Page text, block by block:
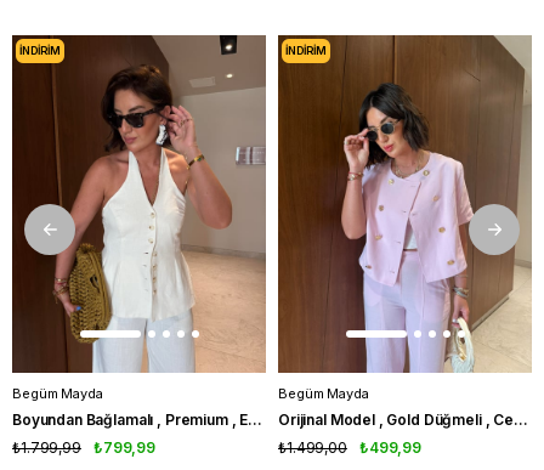
Begüm Mayda
Boyundan Bağlamalı , Premium , Ekru , Pamuk Keten Takım
₺799,99
₺1.799,99
İNDIRIM
Begüm Mayda
Orijinal Model , Gold Düğmeli , Ceket & Pantolon , Pembe Takım
₺499,99
₺1.499,00
İNDIRIM